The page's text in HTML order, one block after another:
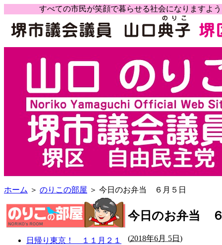
すべての市民が笑顔で暮らせる社会になります
ホーム ＞ のりこの部屋 ＞ 今日のお弁当 ６月５日
日帰り東京！ １１月２１
今日のお弁当
(2018年6月 5日)